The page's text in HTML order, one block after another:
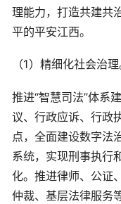
理能力，打造共建共
平的平安江西。
（1）精细化社会治理
推进“智慧司法”体系
议、行政应诉、行政
点，全面建设数字法
系统，实现刑事执行
化。推进律师、公证
仲裁、基层法律服务